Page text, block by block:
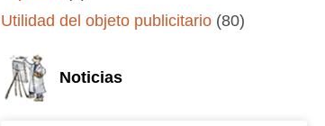
Utilidad del objeto publicitario (80)
Noticias